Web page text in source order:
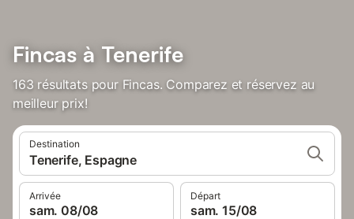
Fincas à Tenerife
163 résultats pour Fincas. Comparez et réservez au
meilleur prix!
Destination
Tenerife, Espagne
Arrivée
sam. 08/08
Départ
sam. 15/08